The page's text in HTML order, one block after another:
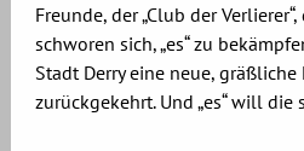
Freunde, der „Club der
schworen sich, „es“ zu
Stadt Derry eine neue, gräßliche
zurückgekehrt. Und „es“ will die